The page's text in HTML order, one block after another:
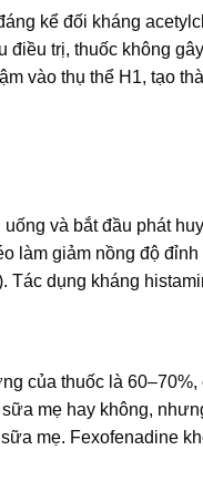
kể đối kháng
điều trị, thuốc không
vào thụ thể H1, tạo
và bắt đầu phát
làm giảm nồng độ
Tác dụng kháng
của thuốc là
mẹ hay không,
mẹ. Fexofenadine